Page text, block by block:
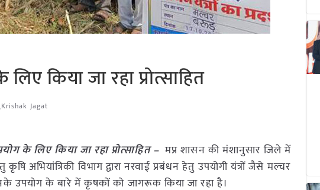
किया जा रहा प्रोत्साहित
Krishak Jagat
के लिए किया जा रहा प्रोत्साहित –मप्र शासन की मंशानुसार जिले में
विभाग द्वारा नरवाई प्रबंधन हेतु उपयोगी यंत्रों जैसे मल्चर
उपयोग के बारे में कृषकों को जागरूक किया जा रहा है।